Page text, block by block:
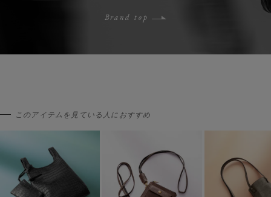
Brand top
このアイテムを見ている人におすすめ